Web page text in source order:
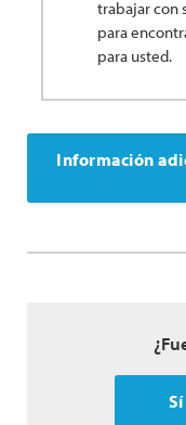
trabajar con
para
para usted.
Información
Sí